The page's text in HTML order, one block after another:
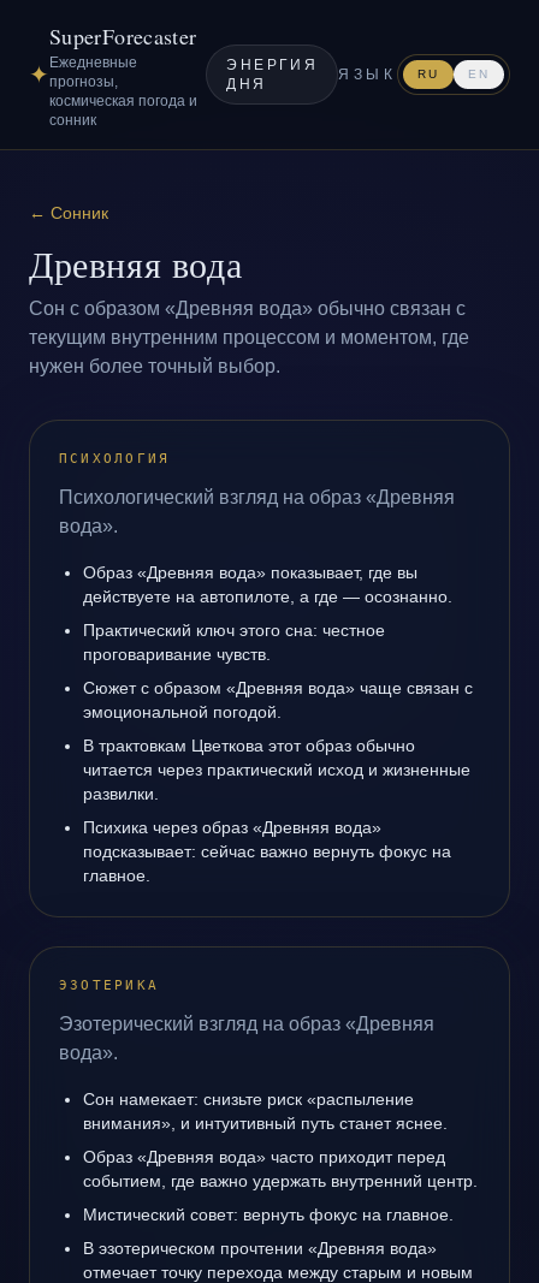
✦
SuperForecaster
Ежедневные
прогнозы,
космическая погода и
сонник
ЭНЕРГИЯ
ДНЯ
ЯЗЫК RU EN
← Сонник
Древняя вода
Сон с образом «Древняя вода» обычно связан с
текущим внутренним процессом и моментом, где
нужен более точный выбор.
ПСИХОЛОГИЯ
Психологический взгляд на образ «Древняя
вода».
Образ «Древняя вода» показывает, где вы
действуете на автопилоте, а где — осознанно.
Практический ключ этого сна: честное
проговаривание чувств.
Сюжет с образом «Древняя вода» чаще связан с
эмоциональной погодой.
В трактовкам Цветкова этот образ обычно
читается через практический исход и жизненные
развилки.
Психика через образ «Древняя вода»
подсказывает: сейчас важно вернуть фокус на
главное.
ЭЗОТЕРИКА
Эзотерический взгляд на образ «Древняя
вода».
Сон намекает: снизьте риск «распыление
внимания», и интуитивный путь станет яснее.
Образ «Древняя вода» часто приходит перед
событием, где важно удержать внутренний центр.
Мистический совет: вернуть фокус на главное.
В эзотерическом прочтении «Древняя вода»
отмечает точку перехода между старым и новым